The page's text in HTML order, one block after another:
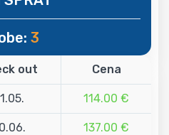
3
out Cena
114.00 €
137.00 €